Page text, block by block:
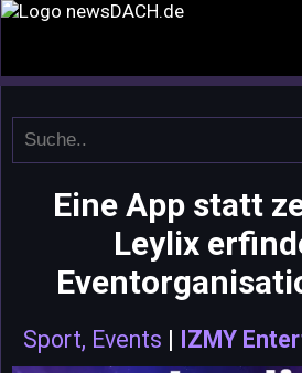
Eine App statt
Leylix
Sport, Events | IZMY